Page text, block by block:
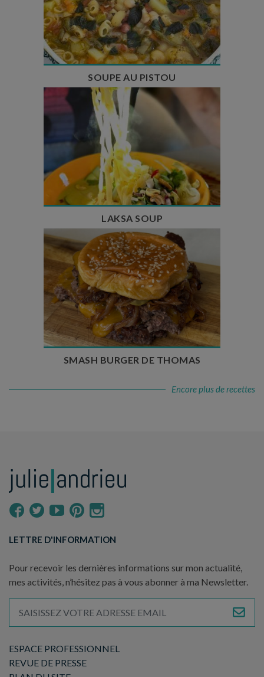
Temps de préparation : 35 min
Temps de cuisson : 1h15
Nombre de couverts : 8
SOUPE AU PISTOU
Temps de préparation : 40 min
Temps de cuisson : 25 min
Nombre de couverts : 4
LAKSA SOUP
Temps de préparation : 20 min
Temps de cuisson : 5 à 10 min
Nombre de couverts : 4
SMASH BURGER DE THOMAS
Encore plus de recettes
ESPACE PROFESSIONNEL
REVUE DE PRESSE
LETTRE D'INFORMATION
Pour recevoir les dernières informations sur mon actualité,
mes activités, n’hésitez pas à vous abonner à ma Newsletter.